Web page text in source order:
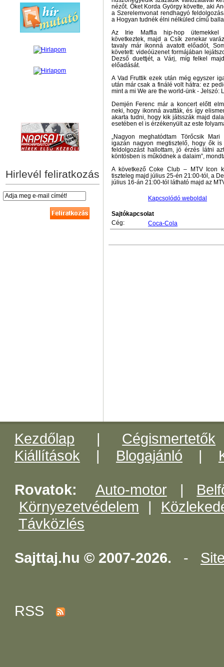
Hirlevél feliratkozás
nézőt. Őket Korda György követte, aki
a Szerelemvonat rendhagyó
a Hogyan tudnék élni nélküled című
Az Irie Maffia hip-hop ütemekkel
következtek, majd a Csík zenekar
tavaly már ikonná avatott előadót,
követett: videóüzenet formájában
Dezső duettjét, a Várj, míg felkel
előadását.
A Vad Fruttik ezek után még egyszer
után már csak a finálé volt hátra: ez
mint a mi We are the world-ünk - Jelszó:
Demjén Ferenc már a koncert előtt
neki, hogy ikonná avatták, és így
akarta tudni, hogy kik játsszák majd
esetében el is érzékenyült az este
„Nagyon meghatódtam Törőcsik
igazán nagyon megtisztelő, hogy ők
feldolgozást hallottam, jó érzés látni
köntösben is működnek a dalaim”,
A következő Coke Club – MTV Icon
tiszteleg majd július 25-én 21:00-tól, a
július 16-án 21:00-tól látható majd az
Kapcsolódó weboldal
Sajtókapcsolat
Cég:
Coca-Cola
Kezdőlap | Cégismertetők
Kiállítások | Blogajánló |
Rovatok: Auto-motor|
Környezetvédelem |
Távközlés
Sajttaj.hu © 2007-2026. -
RSS